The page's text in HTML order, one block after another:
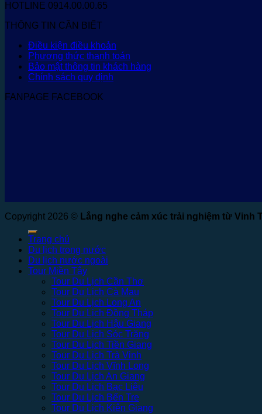
HOTLINE 0914.00.00.65
THÔNG TIN CẦN BIẾT
Điều kiện điều khoản
Phương thức thanh toán
Bảo mật thông tin khách hàng
Chính sách quy định
FANPAGE FACEBOOK
Copyright 2026 © Lắng nghe cảm xúc trải nghiệm từ Vinh
Trang chủ
Du lịch trong nước
Du lịch nước ngoài
Tour Miền Tây
Tour Du Lịch Cần Thơ
Tour Du Lịch Cà Mau
Tour Du Lịch Long An
Tour Du Lịch Đồng Tháp
Tour Du Lịch Hậu Giang
Tour Du Lịch Sóc Trăng
Tour Du Lịch Tiền Giang
Tour Du Lịch Trà Vinh
Tour Du Lịch Vĩnh Long
Tour Du Lịch An Giang
Tour Du Lịch Bạc Liêu
Tour Du Lịch Bến Tre
Tour Du Lịch Kiên Giang